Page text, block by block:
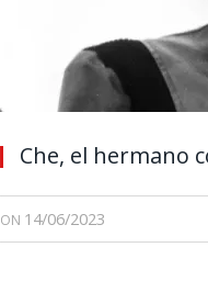
Che, el hermano
ON 14/06/2023